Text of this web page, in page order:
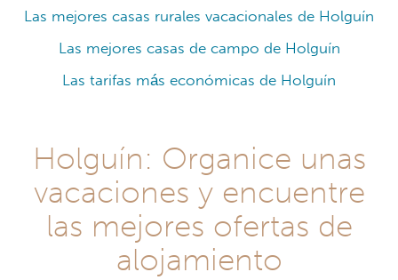
Las mejores casas rurales vacacionales de Holguín
Las mejores casas de campo de Holguín
Las tarifas más económicas de Holguín
Holguín: Organice unas
vacaciones y encuentre
las mejores ofertas de
alojamiento